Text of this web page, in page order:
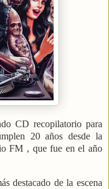
CD recopilatorio para
20 años desde la
FM , que fue en el año
destacado de la escena